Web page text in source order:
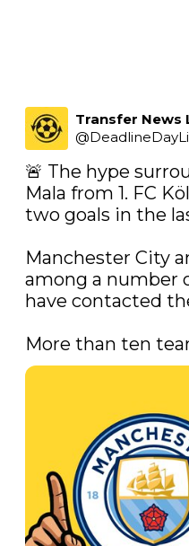
Transfer News
@
🚨 The hype
Mala from 1. FC
two goals in the
Manchester City
among a number
have contacted
More than ten